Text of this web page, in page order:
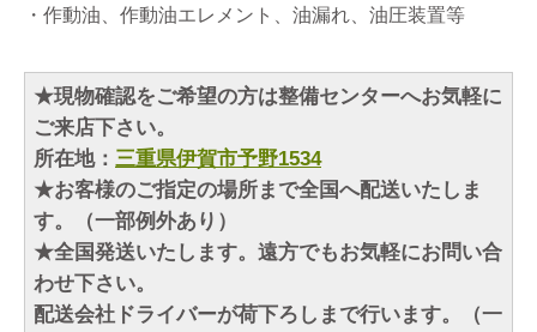
・作動油、作動油エレメント、油漏れ、油圧装置等
★現物確認をご希望の方は整備センターへお気軽に
ご来店下さい。
所在地： 三重県伊賀市予野1534
★お客様のご指定の場所まで全国へ配送いたしま
す。（一部例外あり）
★全国発送いたします。遠方でもお気軽にお問い合
わせ下さい。
配送会社ドライバーが荷下ろしまで行います。（一